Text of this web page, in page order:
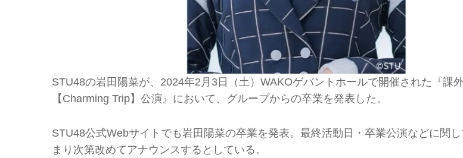
STU48の岩田陽菜が、2024年2月3日（土）WAKOゲバントホールで開催された『課
【Charming Trip】公演』において、グループからの卒業を発表した。
STU48公式Webサイトでも岩田陽菜の卒業を発表。最終活動日・卒業公演などに関
まり次第改めてアナウンスするとしている。